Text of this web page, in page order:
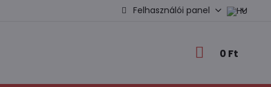
Felhasználói panel
0 Ft